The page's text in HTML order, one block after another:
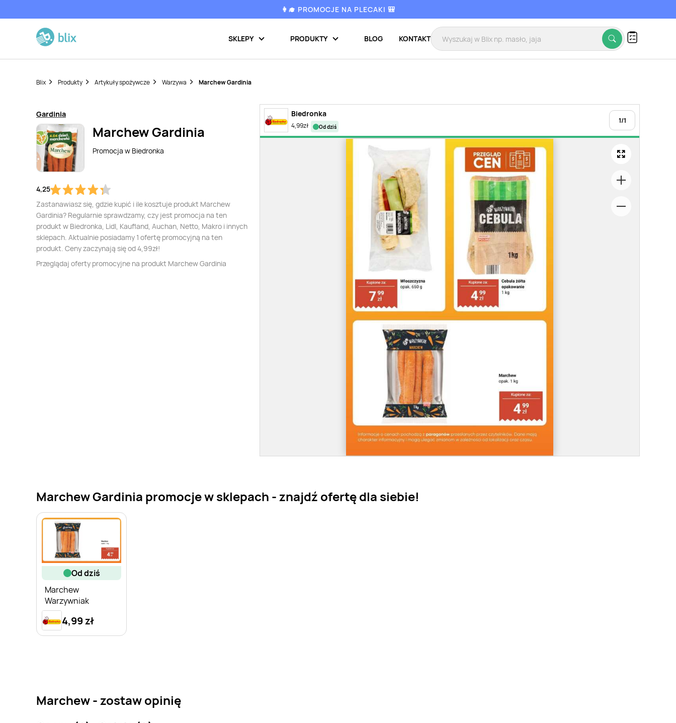
👩‍🎓 PROMOCJE NA PLECAKI 🎒
SKLEPY PRODUKTY BLOG KONTAKT
Blix Produkty Artykuły spożywcze Warzywa Marchew Gardinia
Gardinia
Marchew Gardinia
Promocja w Biedronka
4,25
Zastanawiasz się, gdzie kupić i ile kosztuje produkt Marchew
Gardinia? Regularnie sprawdzamy, czy jest promocja na ten
produkt w Biedronka, Lidl, Kaufland, Auchan, Netto, Makro i innych
sklepach. Aktualnie posiadamy 1 ofertę promocyjną na ten
produkt. Ceny zaczynają się od 4,99zł!
Przeglądaj oferty promocyjne na produkt Marchew Gardinia
Biedronka
4,99zł od dziś
1/1
Marchew Gardinia promocje w sklepach - znajdź ofertę dla siebie!
od dziś
Marchew
Warzywniak
4,99 zł
Marchew - zostaw opinię